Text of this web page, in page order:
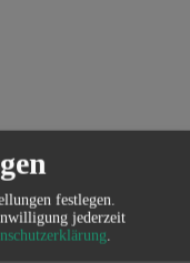
festlegen.
jederzeit
.